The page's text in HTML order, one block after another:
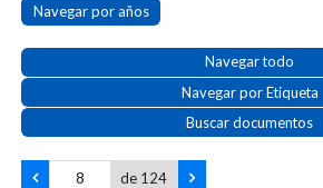
Navegar por años
Navegar todo
Navegar por Etiqueta
Buscar documentos
de 124